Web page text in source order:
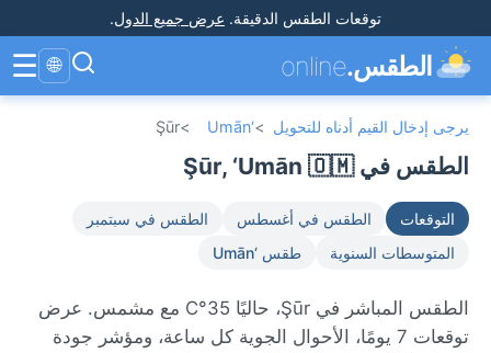
توقعات الطقس الدقيقة. عرض جميع الدول.
الطقس.online
🌐
☰
يرجى إدخال القيم أدناه للتحويل >
‘Umān
>
Şūr
الطقس في Şūr, ‘Umān 🇴🇲
التوقعات الطقس في أغسطس
الطقس في سبتمبر
المتوسطات السنوية
طقس ‘Umān
الطقس المباشر في Şūr، حاليًا 35°C مع مشمس. عرض
توقعات 7 يومًا، الأحوال الجوية كل ساعة، ومؤشر جودة